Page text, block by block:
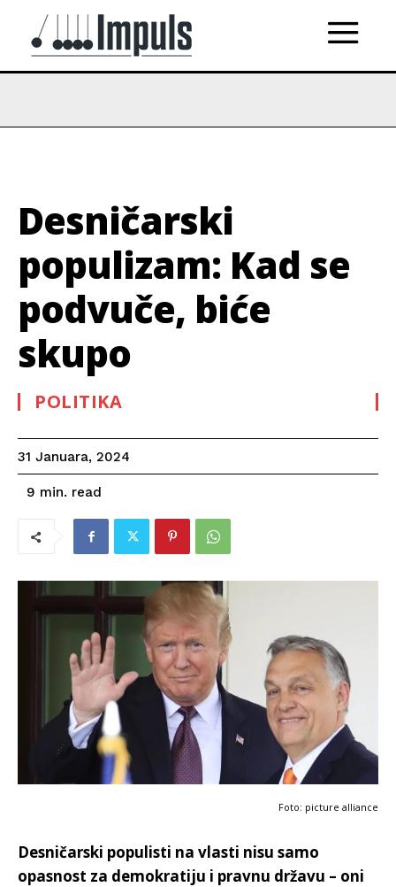
Desničarski
populizam: Kad se
podvuče, biće
skupo
POLITIKA
31 Januara, 2024
9 min. read
Foto: picture alliance
Desničarski populisti na vlasti nisu samo
opasnost za demokratiju i pravnu državu – oni